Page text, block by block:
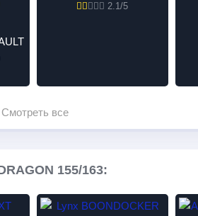
2.1/5
Смотреть все
155/163: